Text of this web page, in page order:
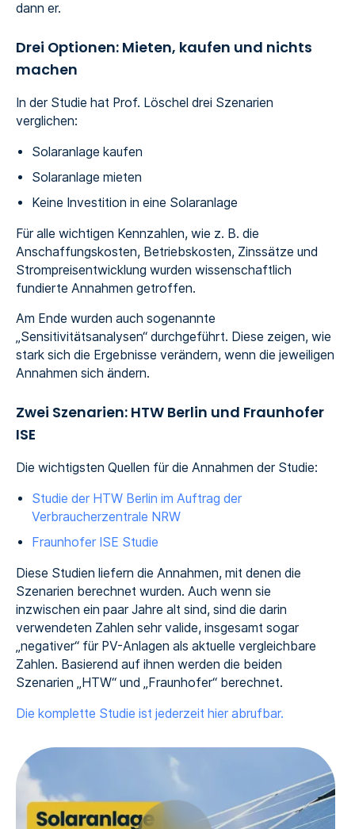
dann er.
Drei Optionen: Mieten, kaufen und nichts
machen
In der Studie hat Prof. Löschel drei Szenarien
verglichen:
Solaranlage kaufen
Solaranlage mieten
Keine Investition in eine Solaranlage
Für alle wichtigen Kennzahlen, wie z. B. die
Anschaffungskosten, Betriebskosten, Zinssätze und
Strompreisentwicklung wurden wissenschaftlich
fundierte Annahmen getroffen.
Am Ende wurden auch sogenannte
„Sensitivitätsanalysen“ durchgeführt. Diese zeigen, wie
stark sich die Ergebnisse verändern, wenn die jeweiligen
Annahmen sich ändern.
Zwei Szenarien: HTW Berlin und Fraunhofer
ISE
Die wichtigsten Quellen für die Annahmen der Studie:
Studie der HTW Berlin im Auftrag der
Verbraucherzentrale NRW
Fraunhofer ISE Studie
Diese Studien liefern die Annahmen, mit denen die
Szenarien berechnet wurden. Auch wenn sie
inzwischen ein paar Jahre alt sind, sind die darin
verwendeten Zahlen sehr valide, insgesamt sogar
„negativer“ für PV-Anlagen als aktuelle vergleichbare
Zahlen. Basierend auf ihnen werden die beiden
Szenarien „HTW“ und „Fraunhofer“ berechnet.
Die komplette Studie ist jederzeit hier abrufbar.